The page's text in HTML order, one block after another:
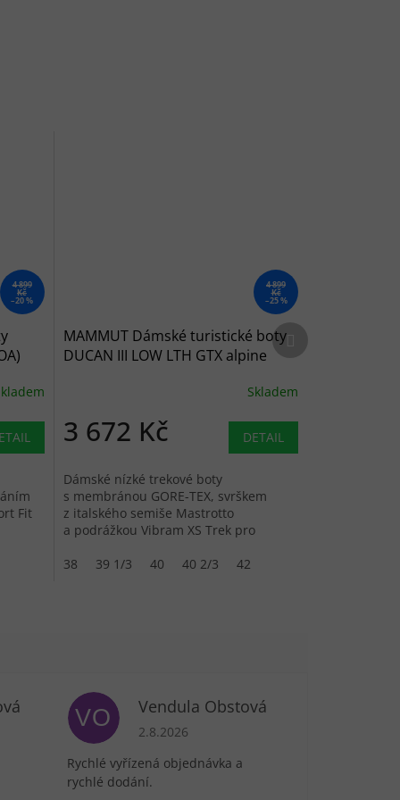
4 899
Kč
–20 %
Fit
4 899
Kč
–25 %
MAMMUT Dámské turistické boty
DUCAN III LOW LTH GTX alpine
Skladem
3 672 Kč DETAIL
Dámské nízké trekové boty
s membránou GORE-TEX, svrškem
z italského semiše Mastrotto
a podrážkou Vibram XS Trek pro
38
39 1/3 40 40 2/3 42
je 5 z 5 hvězdiček.
VO Vendula Obstová
Hodnocení obchodu je 5 z 5 hvězdiček.
2.8.2026
Rychlé vyřízená objednávka a
rychlé dodání.